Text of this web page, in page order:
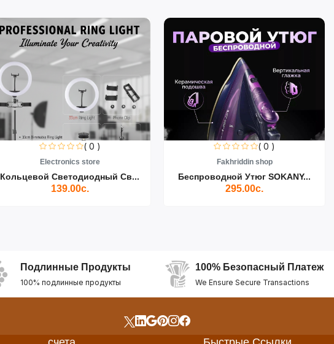
( 0 )
Electronics store
Кольцевой Светодиодный Св...
139.00с.
( 0 )
Fakhriddin shop
Беспроводной Утюг SOKANY...
295.00с.
Подлинные Продукты
100% подлинные продукты
100% Безопасный Платеж
We Ensure Secure Transactions